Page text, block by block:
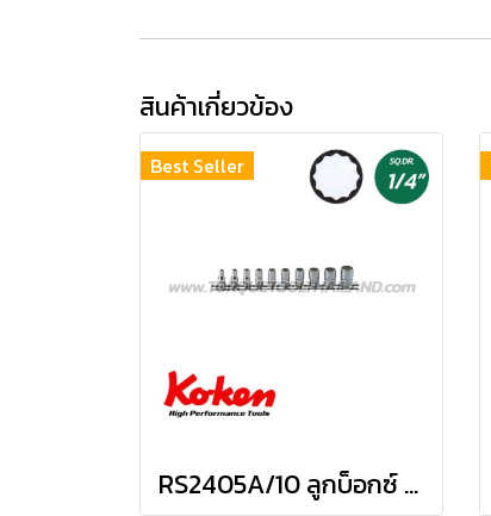
สินค้าเกี่ยวข้อง
Best Seller
RS2405A/10 ลูกบ็อกซ์ สั้น 12P ชุด 10 ชิ้น (SQ.DR.1/4") Socket Set on Rail